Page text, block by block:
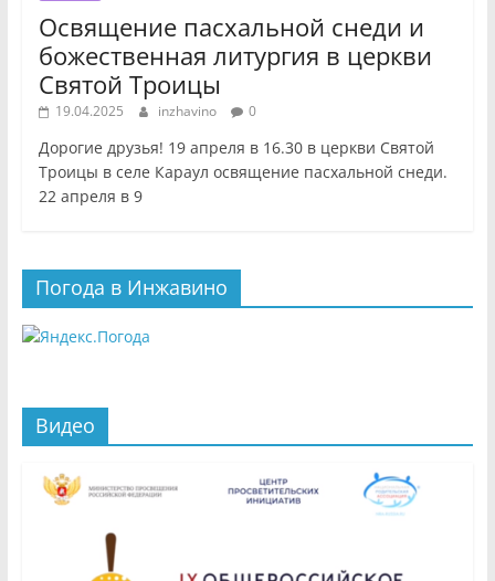
Освящение пасхальной снеди и
божественная литургия в церкви
Святой Троицы
19.04.2025 inzhavino 0
Дорогие друзья! 19 апреля в 16.30 в церкви Святой
Троицы в селе Караул освящение пасхальной снеди.
22 апреля в 9
Погода в Инжавино
Видео